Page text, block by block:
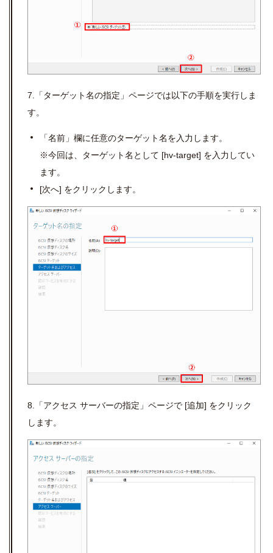
7.「ターゲット名の指定」ページでは以下の手順を実行しま
す。
「名前」欄に任意のターゲット名を入力します。
※今回は、ターゲット名として [hv-target] を入力してい
ます。
[次へ] をクリックします。
8.「アクセス サーバーの指定」ページで [追加] をクリック
します。